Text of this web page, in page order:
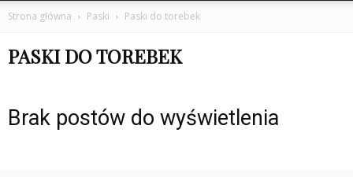
Strona główna Paski Paski do torebek
PASKI DO TOREBEK
Brak postów do wyświetlenia